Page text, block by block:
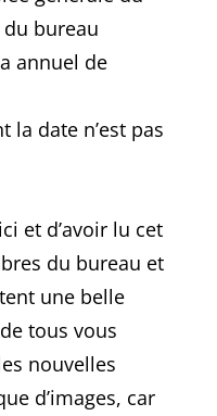
bureau
annuel de
la date n’est pas
et d’avoir lu cet
du bureau et
une belle
tous vous
nouvelles
d’images, car